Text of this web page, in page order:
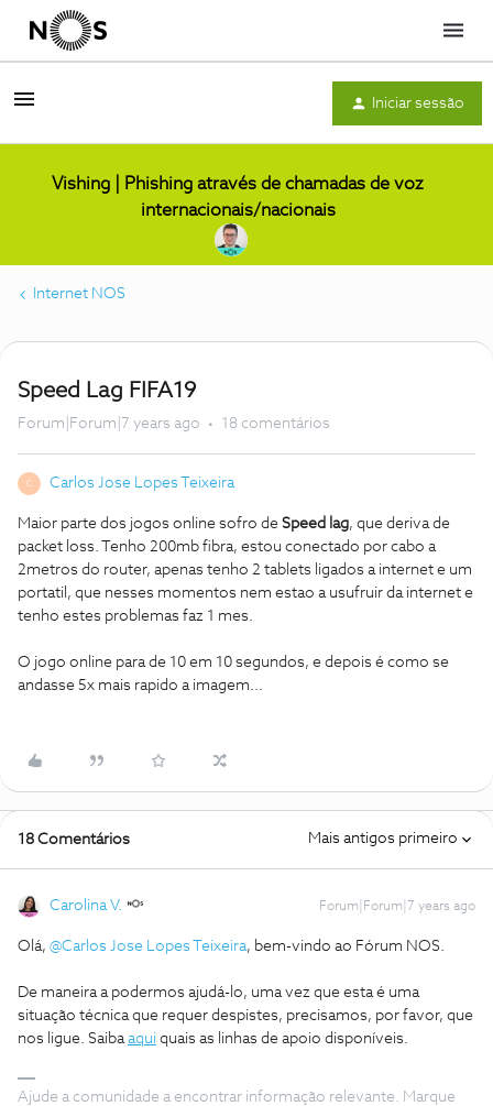
Menu
Iniciar sessão
Vishing | Phishing através de chamadas de voz
internacionais/nacionais
Internet NOS
Speed Lag FIFA19
Forum|Forum|7 years ago 18 comentários
C Carlos Jose Lopes Teixeira
Maior parte dos jogos online sofro de Speed lag, que deriva de
packet loss. Tenho 200mb fibra, estou conectado por cabo a
2metros do router, apenas tenho 2 tablets ligados a internet e um
portatil, que nesses momentos nem estao a usufruir da internet e
tenho estes problemas faz 1 mes.
O jogo online para de 10 em 10 segundos, e depois é como se
andasse 5x mais rapido a imagem...
18 Comentários Mais antigos primeiro
Carolina V. Forum|Forum|7 years ago
Olá, @Carlos Jose Lopes Teixeira, bem-vindo ao Fórum NOS.
De maneira a podermos ajudá-lo, uma vez que esta é uma
situação técnica que requer despistes, precisamos, por favor, que
nos ligue. Saibaaqui quais as linhas de apoio disponíveis.
Ajude a comunidade a encontrar informação relevante. Marque